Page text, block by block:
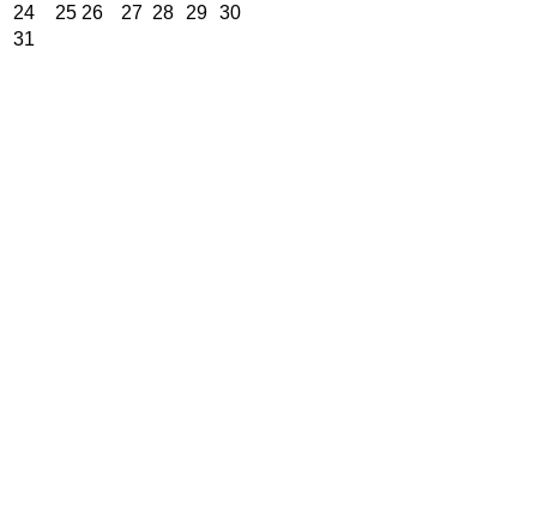
24
25 26 27 28 29 30
31